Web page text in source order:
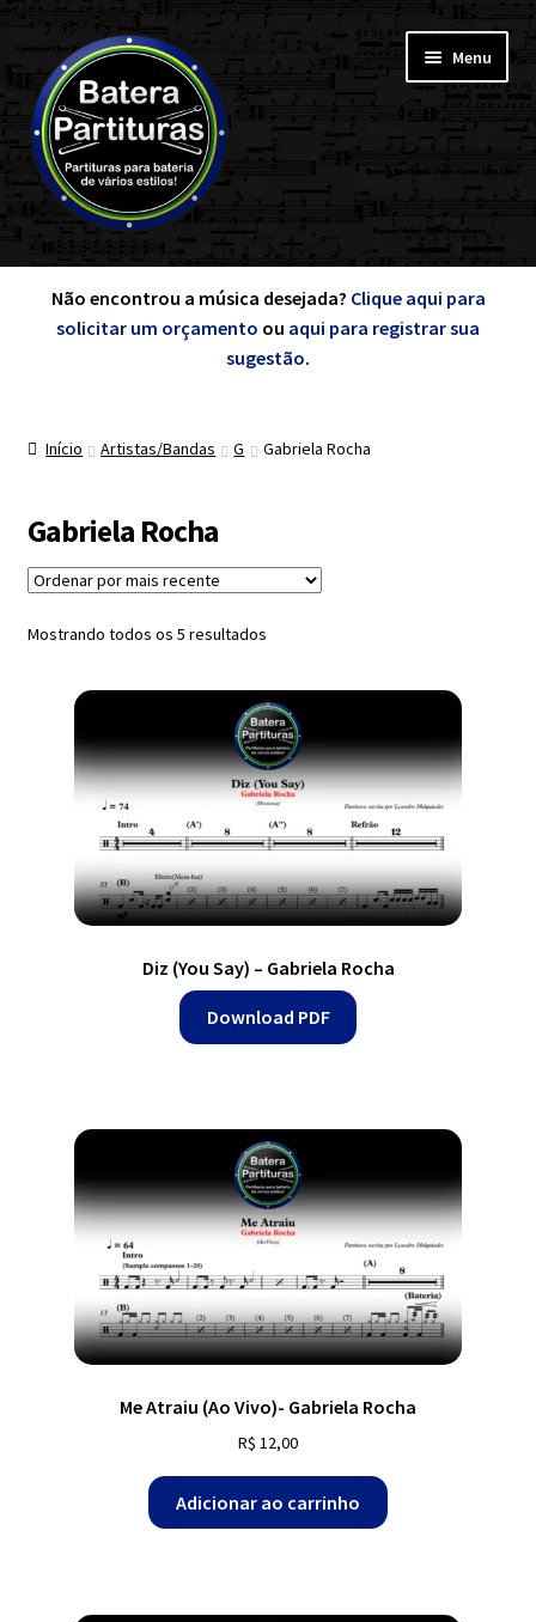
Pular
para
navegação
Pular
para
o
conteúdo
Menu
Cursos
Exercícios
Grátis
Contato
Dúvidas
Mapa do site
Não encontrou a música desejada? Clique aqui para
solicitar um orçamento ou aqui para registrar sua
sugestão.
Início Artistas/Bandas G Gabriela Rocha
Gabriela Rocha
Mostrando todos os 5 resultadosClassificado
mais
recente
Diz (You Say) – Gabriela Rocha
Download PDF
Me Atraiu (Ao Vivo)- Gabriela Rocha
R$ 12,00
Adicionar ao carrinho